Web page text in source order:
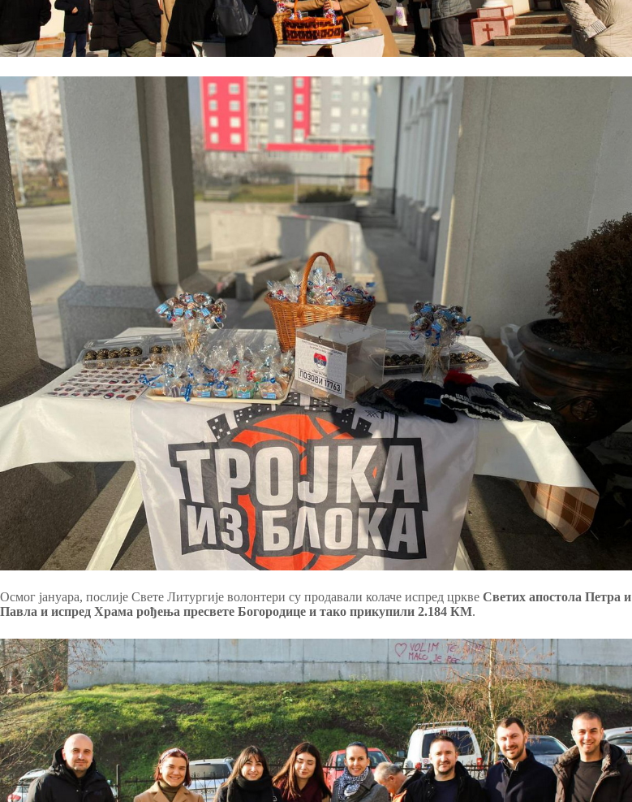
Осмог јануара, послије Свете Литургије волонтери су продавали колаче испред цркве Светих апостола Петра и
Павла и испред Храма рођења пресвете Богородице и тако прикупили 2.184 КМ.